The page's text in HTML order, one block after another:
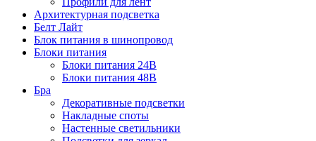
Архитектурная подсветка
Белт Лайт
Блок питания в шинопровод
Блоки питания
Блоки питания 24В
Блоки питания 48В
Бра
Декоративные подсветки
Накладные споты
Настенные светильники